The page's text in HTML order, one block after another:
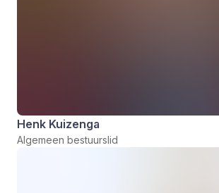
Henk Kuizenga
Algemeen bestuurslid